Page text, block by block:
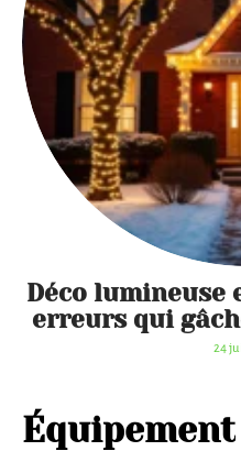
Déco lumineuse
erreurs qui
24
Équipement